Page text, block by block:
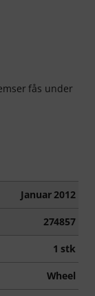
fås under
Januar 2012
274857
1 stk
Wheel